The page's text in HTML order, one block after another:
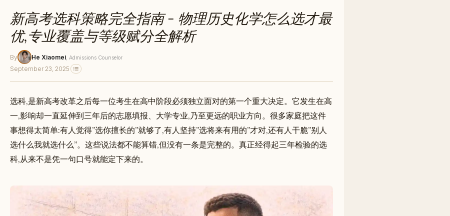
新高考选科策略完全指南 - 物理历史化学怎么选才最
优,专业覆盖与等级赋分全解析
By He Xiaomei , Admissions Counselor
September 23, 2025
选科,是新高考改革之后每一位考生在高中阶段必须独立面对的第一个重大决定。它发生在高
一,影响却一直延伸到三年后的志愿填报、大学专业,乃至更远的职业方向。很多家庭把这件
事想得太简单:有人觉得”选你擅长的”就够了,有人坚持”选将来有用的”才对,还有人干脆”别人
选什么我就选什么”。这些说法都不能算错,但没有一条是完整的。真正经得起三年检验的选
科,从来不是凭一句口号就能定下来的。